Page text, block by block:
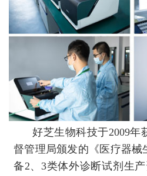
好芝生物科技于2009年
督管理局颁发的《医疗器械
备2、3类体外诊断试剂生